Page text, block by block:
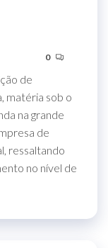
0
de
matéria sob o
na grande
de
ressaltando
no nível de